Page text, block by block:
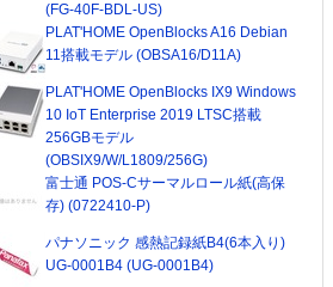
(FG-40F-BDL-US)
PLAT'HOME OpenBlocks A16 Debian
11搭載モデル (OBSA16/D11A)
PLAT'HOME OpenBlocks IX9 Windows
10 IoT Enterprise 2019 LTSC搭載
256GBモデル
(OBSIX9/W/L1809/256G)
富士通 POS-Cサーマルロール紙(高保
存) (0722410-P)
パナソニック 感熱記録紙B4(6本入り)
UG-0001B4 (UG-0001B4)